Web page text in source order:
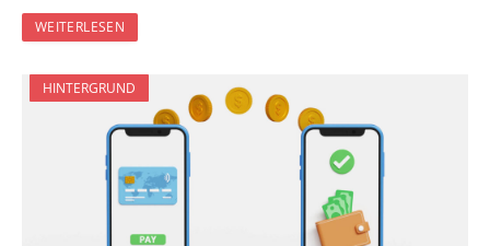
WEITERLESEN
HINTERGRUND